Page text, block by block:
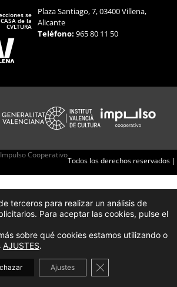
se
de la
CVLTURA
Plaza Santiago, 7, 03400 Villena,
Alicante
Teléfono:965 80 11 50
Todos los derechos reservados |
Cooperativo
terceros para realizar un análisis de
Para aceptar las cookies, pulse el
sobre qué cookies estamos utilizando o
AJUSTES.
Ajustes Cerrar el banner de